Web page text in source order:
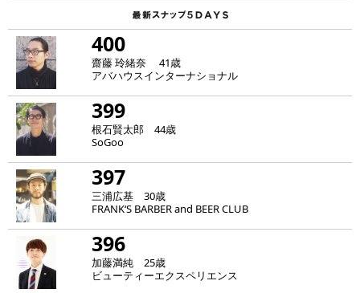
400
齋藤 玲緒奈 41歳
アバハウスインターナショナル
399
根石賢太郎 44歳
SoGoo
397
三浦広基 30歳
FRANK‘S BARBER and BEER CLUB
396
加藤満純 25歳
ビューティーエクスペリエンス